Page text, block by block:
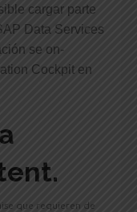
cargar parte
Data Services
se on-
Cockpit en
que requieren de